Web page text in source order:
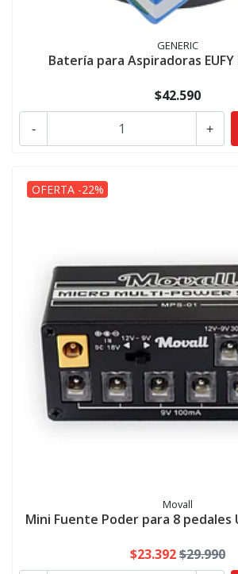
GENERIC
Batería para Aspiradoras EUFY
$42.590
+
-
OFERTA -22%
Movall
Mini Fuente Poder para 8 pedales
$23.392$29.990